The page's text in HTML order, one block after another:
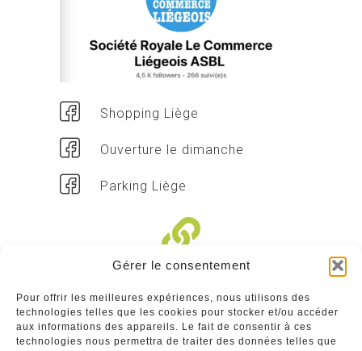
Gérer le consentement
Pour offrir les meilleures expériences, nous utilisons des
technologies telles que les cookies pour stocker et/ou accéder
aux informations des appareils. Le fait de consentir à ces
technologies nous permettra de traiter des données telles que
Shopping Liège
Ouverture le dimanche
Parking Liège
Commerçants
Annuaire des commerçants : insérez gratuitement